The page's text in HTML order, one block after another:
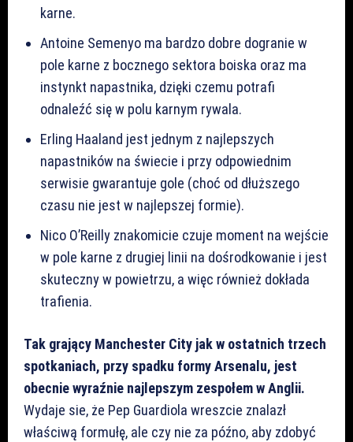
karne.
Antoine Semenyo ma bardzo dobre dogranie w
pole karne z bocznego sektora boiska oraz ma
instynkt napastnika, dzięki czemu potrafi
odnaleźć się w polu karnym rywala.
Erling Haaland jest jednym z najlepszych
napastników na świecie i przy odpowiednim
serwisie gwarantuje gole (choć od dłuższego
czasu nie jest w najlepszej formie).
Nico O’Reilly znakomicie czuje moment na wejście
w pole karne z drugiej linii na dośrodkowanie i jest
skuteczny w powietrzu, a więc również dokłada
trafienia.
Tak grający Manchester City jak w ostatnich trzech
spotkaniach, przy spadku formy Arsenalu, jest
obecnie wyraźnie najlepszym zespołem w Anglii.
Wydaje sie, że Pep Guardiola wreszcie znalazł
właściwą formułę, ale czy nie za późno, aby zdobyć